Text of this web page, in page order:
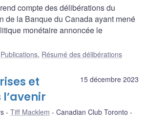
compte des délibérations du
de la Banque du Canada ayant mené
monétaire annoncée le
Publications, Résumé des délibérations
15 décembre 2023
et
Tiff Macklem
Canadian Club Toronto